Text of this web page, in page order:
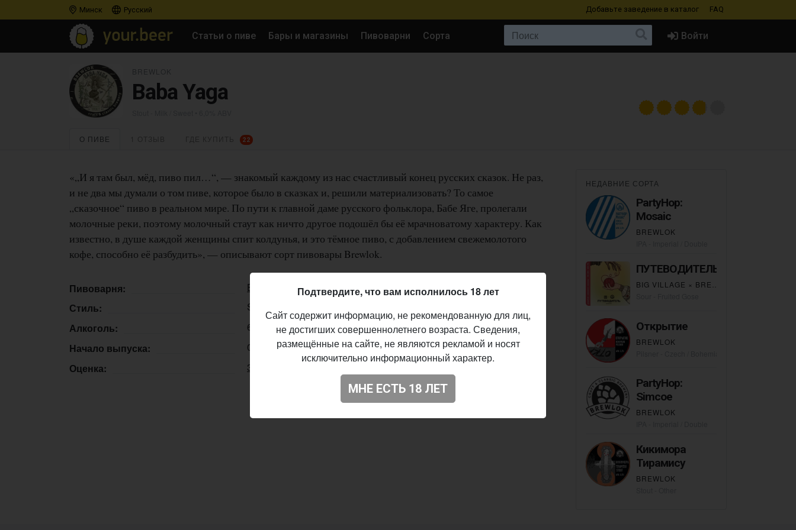
Минск Русский Добавьте заведение в каталог FAQ
Статьи о пиве Бары и магазины Пивоварни Сорта Войти
Baba Yaga
О ПИВЕ 22
«„И я там был, мёд, пиво пил…“, — знакомый каждому из нас счастливый конец русских сказок. Не раз,
и не два мы думали о том пиве, которое было в сказках и, решили материализовать? То самое
„сказочное“ пиво в реальном мире. По пути к главной даме русского фольклора, Бабе Яге, пролегали
молочные реки, поэтому молочный стаут как ничто другое подошёл бы её мрачноватому характеру. Как
известно, в душе каждой женщины спит колдунья, и это тёмное пиво, с добавлением свежемолотого
кофе, способно её разбудить», — описывают сорт пивовары Brewlok.
Пивоварня:
Brewlok
Стиль:
Stout - Milk / Sweet
Алкоголь:
6,0%
Начало выпуска:
03.08.2016
Оценка:
3.798
НЕДАВНИЕ СОРТА
PartyHop:
Mosaic
BREWLOK
ПУТЕВОДИТЕЛЬ
BIG VILLAGE × BREWLOK
Открытие
BREWLOK
PartyHop:
Simcoe
BREWLOK
Кикимора
Тирамису
BREWLOK
Подтвердите, что вам исполнилось 18 лет
Сайт содержит информацию, не рекомендованную для лиц,
не достигших совершеннолетнего возраста. Сведения,
размещённые на сайте, не являются рекламой и носят
исключительно информационный характер.
МНЕ ЕСТЬ 18 ЛЕТ